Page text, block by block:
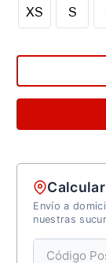
S
XS
Envío a
nuestras